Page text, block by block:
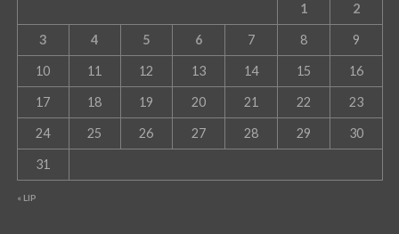
« LIP
1 2
3 4 5 6 7 8 9
10 11 12 13 14 15 16
17 18 19 20 21 22 23
24 25 26 27 28 29 30
31